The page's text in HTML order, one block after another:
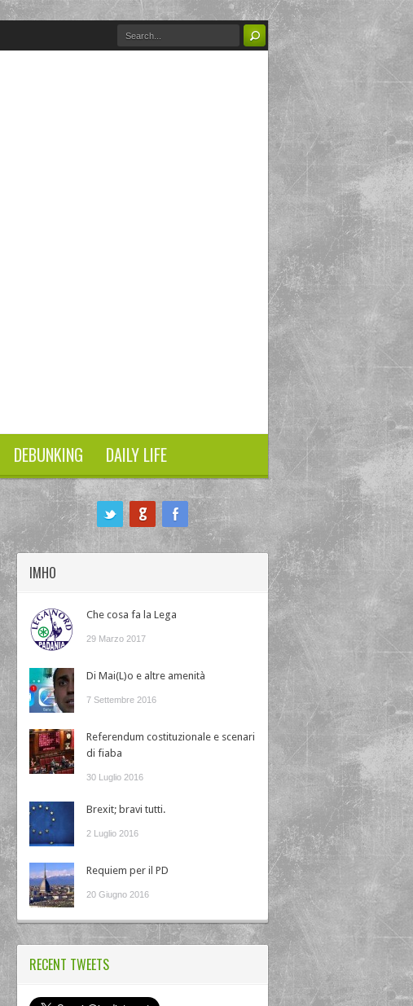
DEBUNKING DAILY LIFE
IMHO
Che cosa fa la Lega
29 Marzo 2017
Di Mai(L)o e altre amenità
7 Settembre 2016
Referendum costituzionale e scenari
di fiaba
30 Luglio 2016
Brexit; bravi tutti.
2 Luglio 2016
Requiem per il PD
20 Giugno 2016
RECENT TWEETS